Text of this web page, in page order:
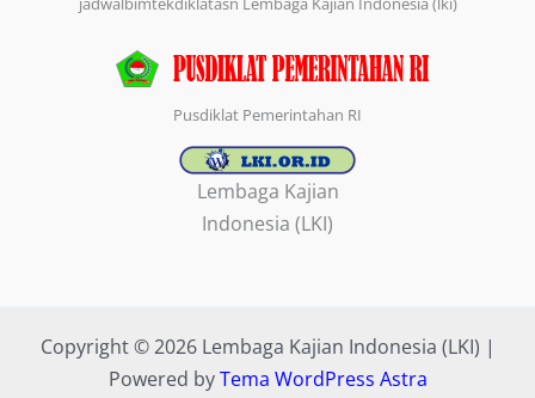
Pusdiklat Pemerintahan RI
Lembaga Kajian
Indonesia (LKI)
Copyright © 2026 Lembaga Kajian Indonesia (LKI) |
Powered byTema WordPress Astra